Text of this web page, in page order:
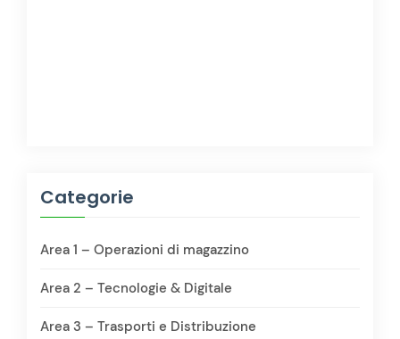
Categorie
Area 1 – Operazioni di magazzino
Area 2 – Tecnologie & Digitale
Area 3 – Trasporti e Distribuzione